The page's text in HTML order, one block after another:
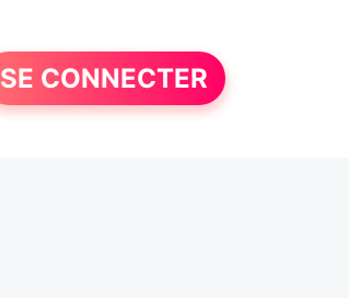
SE CONNECTER